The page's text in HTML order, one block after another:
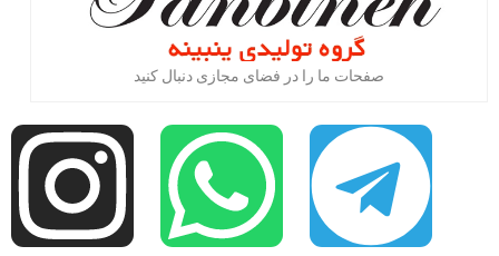
صفحات ما را در فضای مجازی دنبال کنید